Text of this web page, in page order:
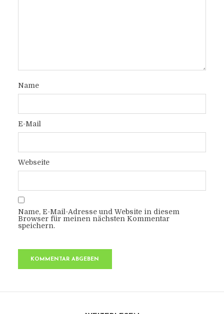
Name
E-Mail
Webseite
Name, E-Mail-Adresse und Website in diesem
Browser für meinen nächsten Kommentar
speichern.